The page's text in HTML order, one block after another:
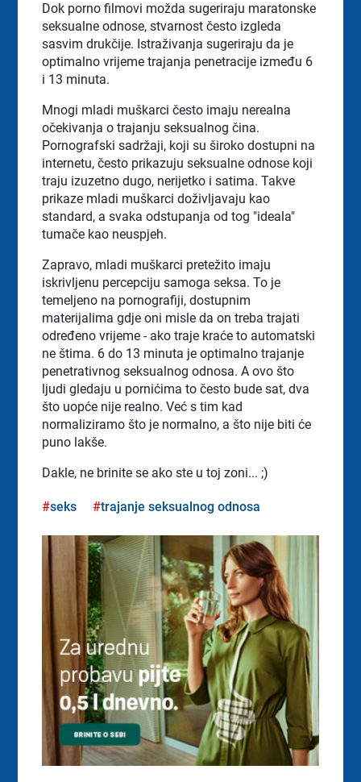
Dok porno filmovi možda sugeriraju maratonske
seksualne odnose, stvarnost često izgleda
sasvim drukčije. Istraživanja sugeriraju da je
optimalno vrijeme trajanja penetracije između 6
i 13 minuta.
Mnogi mladi muškarci često imaju nerealna
očekivanja o trajanju seksualnog čina.
Pornografski sadržaji, koji su široko dostupni na
internetu, često prikazuju seksualne odnose koji
traju izuzetno dugo, nerijetko i satima. Takve
prikaze mladi muškarci doživljavaju kao
standard, a svaka odstupanja od tog "ideala"
tumače kao neuspjeh.
Zapravo, mladi muškarci pretežito imaju
iskrivljenu percepciju samoga seksa. To je
temeljeno na pornografiji, dostupnim
materijalima gdje oni misle da on treba trajati
određeno vrijeme - ako traje kraće to automatski
ne štima. 6 do 13 minuta je optimalno trajanje
penetrativnog seksualnog odnosa. A ovo što
ljudi gledaju u pornićima to često bude sat, dva
što uopće nije realno. Već s tim kad
normaliziramo što je normalno, a što nije biti će
puno lakše.
Dakle, ne brinite se ako ste u toj zoni... ;)
seks trajanje seksualnog odnosa